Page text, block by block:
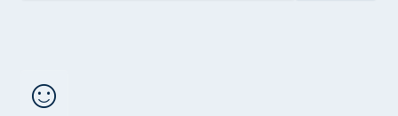
sentiment_satisfied